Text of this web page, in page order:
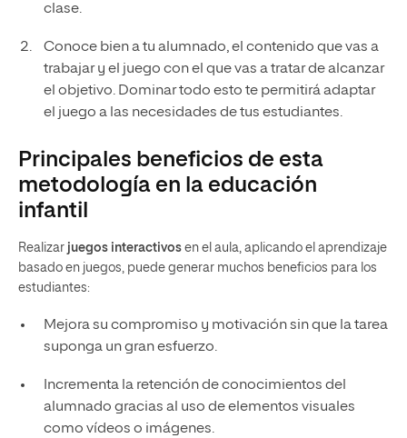
clase.
Conoce bien a tu alumnado, el contenido que vas a
trabajar y el juego con el que vas a tratar de alcanzar
el objetivo. Dominar todo esto te permitirá adaptar
el juego a las necesidades de tus estudiantes.
Principales beneficios de esta
metodología en la educación
infantil
Realizar juegos interactivos en el aula, aplicando el aprendizaje
basado en juegos, puede generar muchos beneficios para los
estudiantes:
Mejora su compromiso y motivación sin que la tarea
suponga un gran esfuerzo.
Incrementa la retención de conocimientos del
alumnado gracias al uso de elementos visuales
como vídeos o imágenes.